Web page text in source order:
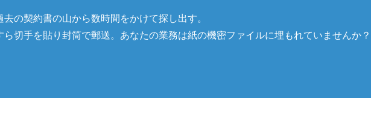
の契約書の山から数時間をかけて探し出す。
切手を貼り封筒で郵送。あなたの業務は紙の機密ファイルに埋もれていませんか？